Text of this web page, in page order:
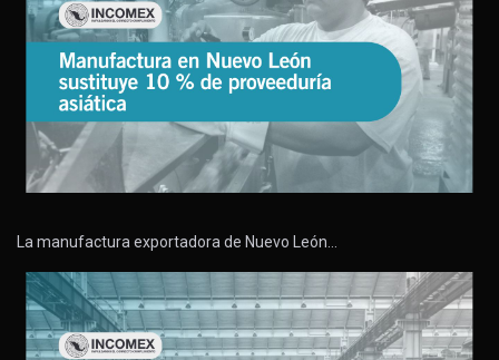
La manufactura exportadora de Nuevo León…